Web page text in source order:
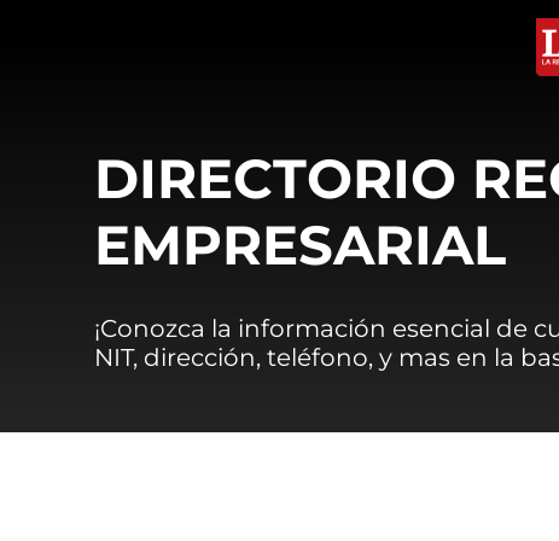
DIRECTORIO
EMPRESARIAL
¡Conozca la información esencial de
NIT, dirección, teléfono, y mas en la